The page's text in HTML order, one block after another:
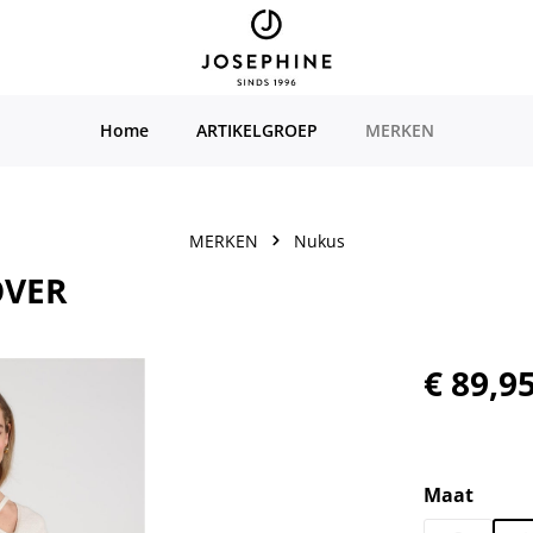
Home ARTIKELGROEP MERKEN
MERKEN Nukus
Normale prijs:
€
Selecteer
Maat